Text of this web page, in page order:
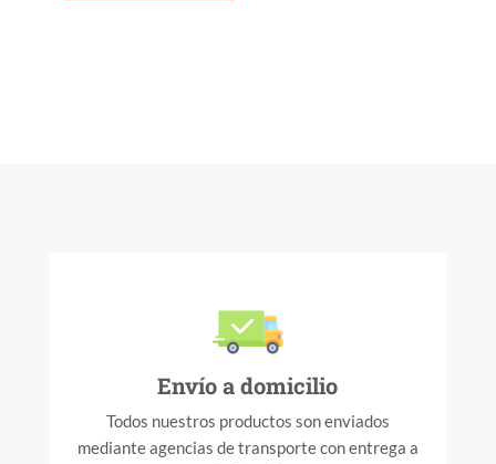
Envío a domicilio
Todos nuestros productos son enviados
mediante agencias de transporte con entrega a